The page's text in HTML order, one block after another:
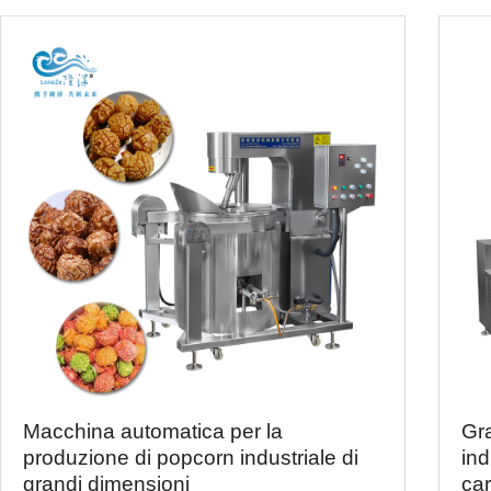
Macchina automatica per la
produzione di popcorn industriale di
grandi dimensioni